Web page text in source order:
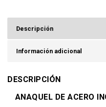
Descripción
Información adicional
DESCRIPCIÓN
ANAQUEL DE ACERO